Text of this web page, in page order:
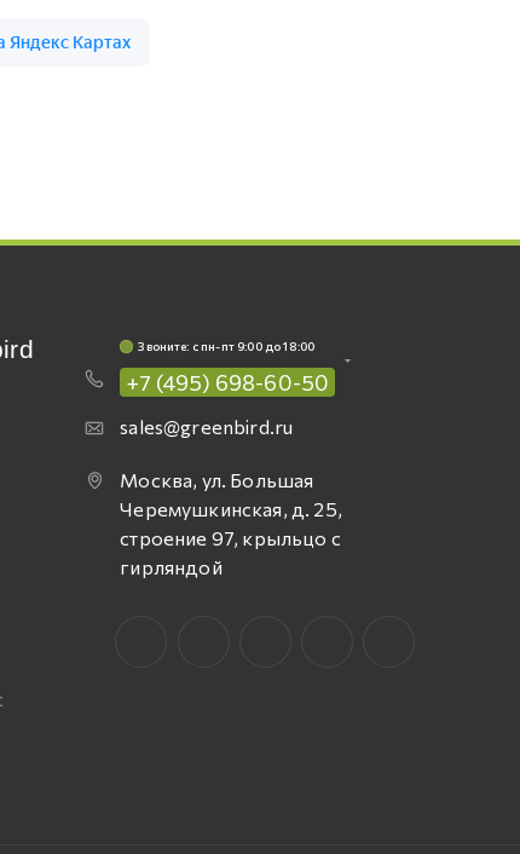
Звоните: c пн-пт 9:00 до 18:00
+7 (495) 698-60-50
sales@greenbird.ru
Москва, ул. Большая
Черемушкинская, д. 25,
строение 97, крыльцо с
гирляндой